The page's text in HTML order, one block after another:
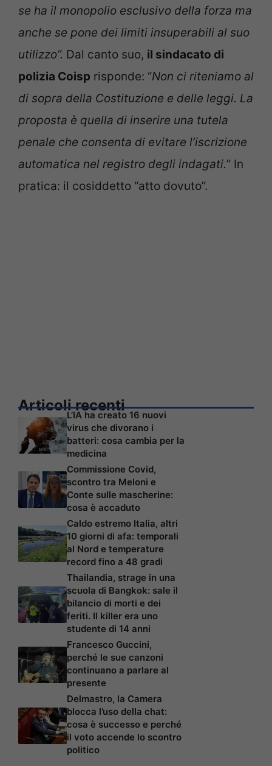
se ha il monopolio esclusivo della forza ma
anche se pone dei limiti insuperabili al suo
utilizzo”. Dal canto suo, il sindacato di
polizia Coisp risponde: “Non ci riteniamo al
di sopra della Costituzione e delle leggi. La
proposta è quella di inserire una tutela
penale che consenta di evitare l’iscrizione
automatica nel registro degli indagati.” In
pratica: il cosiddetto “atto dovuto”.
Articoli recenti
L’IA ha creato 16 nuovi
virus che divorano i
batteri: cosa cambia per la
medicina
Commissione Covid,
scontro tra Meloni e
Conte sulle mascherine:
cosa è accaduto
Caldo estremo Italia, altri
10 giorni di afa: temporali
al Nord e temperature
record fino a 48 gradi
Thailandia, strage in una
scuola di Bangkok: sale il
bilancio di morti e dei
feriti. Il killer era uno
studente di 14 anni
Francesco Guccini,
perché le sue canzoni
continuano a parlare al
presente
Delmastro, la Camera
blocca l’uso della chat:
cosa è successo e perché
il voto accende lo scontro
politico